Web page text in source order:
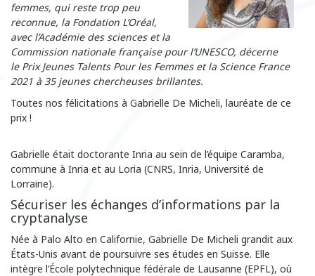
femmes, qui reste trop peu
reconnue, la Fondation L’Oréal,
avec l’Académie des sciences et la
Commission nationale française pour l’UNESCO, décerne
le Prix Jeunes Talents Pour les Femmes et la Science France
2021 à 35 jeunes chercheuses brillantes.
Toutes nos félicitations à Gabrielle De Micheli, lauréate de ce
prix !
Gabrielle était doctorante Inria au sein de l’équipe Caramba,
commune à Inria et au Loria (CNRS, Inria, Université de
Lorraine).
Sécuriser les échanges d’informations par la
cryptanalyse
Née à Palo Alto en Californie, Gabrielle De Micheli grandit aux
États-Unis avant de poursuivre ses études en Suisse. Elle
intègre l’École polytechnique fédérale de Lausanne (EPFL), où